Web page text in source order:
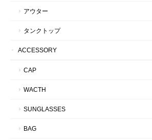
アウター
タンクトップ
ACCESSORY
CAP
WACTH
SUNGLASSES
BAG